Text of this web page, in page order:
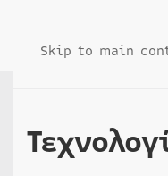
Skip to main